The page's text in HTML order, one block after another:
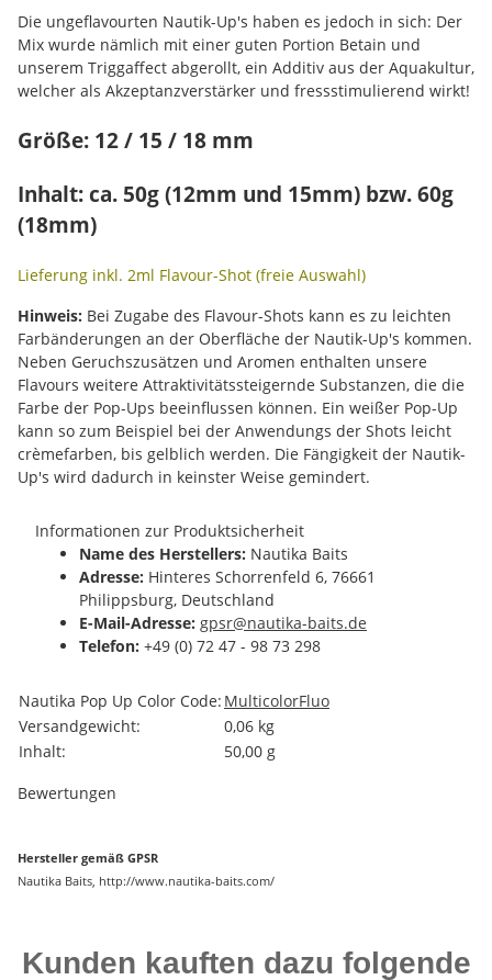
Die ungeflavourten Nautik-Up's haben es jedoch in sich: Der
Mix wurde nämlich mit einer guten Portion Betain und
unserem Triggaffect abgerollt, ein Additiv aus der Aquakultur,
welcher als Akzeptanzverstärker und fressstimulierend wirkt!
Größe: 12 / 15 / 18 mm
Inhalt: ca. 50g (12mm und 15mm) bzw. 60g
(18mm)
Lieferung inkl. 2ml Flavour-Shot (freie Auswahl)
Hinweis: Bei Zugabe des Flavour-Shots kann es zu leichten
Farbänderungen an der Oberfläche der Nautik-Up's kommen.
Neben Geruchszusätzen und Aromen enthalten unsere
Flavours weitere Attraktivitätssteigernde Substanzen, die die
Farbe der Pop-Ups beeinflussen können. Ein weißer Pop-Up
kann so zum Beispiel bei der Anwendungs der Shots leicht
crèmefarben, bis gelblich werden. Die Fängigkeit der Nautik-
Up's wird dadurch in keinster Weise gemindert.
Informationen zur Produktsicherheit
Name des Herstellers: Nautika Baits
Adresse: Hinteres Schorrenfeld 6, 76661
Philippsburg, Deutschland
E-Mail-Adresse: gpsr@nautika-baits.de
Telefon: +49 (0) 72 47 - 98 73 298
Produkteigenschaft
Wert
Nautika Pop Up Color Code: MulticolorFluo
Versandgewicht:
0,06 kg
Inhalt:
50,00 g
Bewertungen
Hersteller gemäß GPSR
Nautika Baits, http://www.nautika-baits.com/
Kunden kauften dazu folgende